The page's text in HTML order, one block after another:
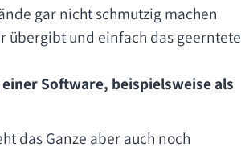
gar nicht schmutzig machen
übergibt und einfach das geerntete
Software, beispielsweise als
das Ganze aber auch noch